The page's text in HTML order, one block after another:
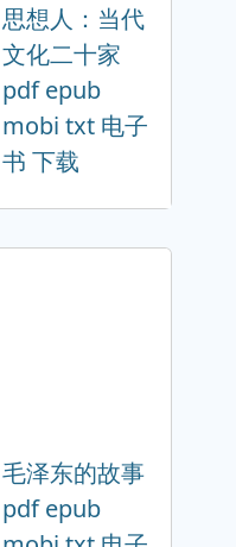
思想人：当代
文化二十家
pdf epub
mobi txt 电子
书 下载
毛泽东的故事
pdf epub